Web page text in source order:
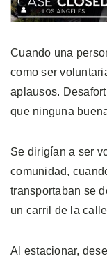
Cuando una
como ser
aplausos.
que ninguna
Se dirigían a ser
comunidad,
transportaban se
un carril de la
Al estacionar,